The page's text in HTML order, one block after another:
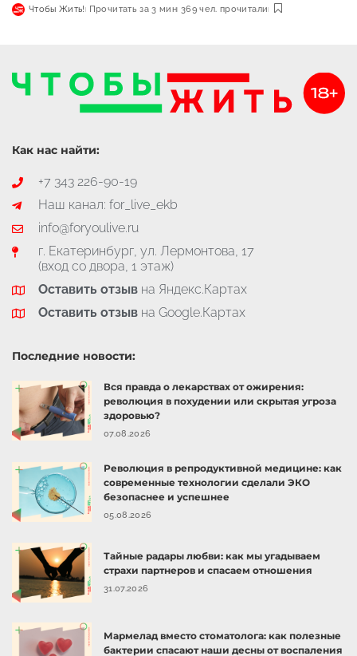
Чтобы Жить! Прочитать за 3 мин 369 чел. прочитали
Как нас найти:
+7 343 226-90-19
Наш канал: for_live_ekb
info@foryoulive.ru
г. Екатеринбург, ул. Лермонтова, 17
(вход со двора, 1 этаж)
Оставить отзывна Яндекс.Картах
Оставить отзывна Google.Картах
Последние новости:
Вся правда о лекарствах от ожирения:
революция в похудении или скрытая угроза
здоровью?
07.08.2026
Революция в репродуктивной медицине: как
современные технологии сделали ЭКО
безопаснее и успешнее
05.08.2026
Тайные радары любви: как мы угадываем
страхи партнеров и спасаем отношения
31.07.2026
Мармелад вместо стоматолога: как полезные
бактерии спасают наши десны от воспаления